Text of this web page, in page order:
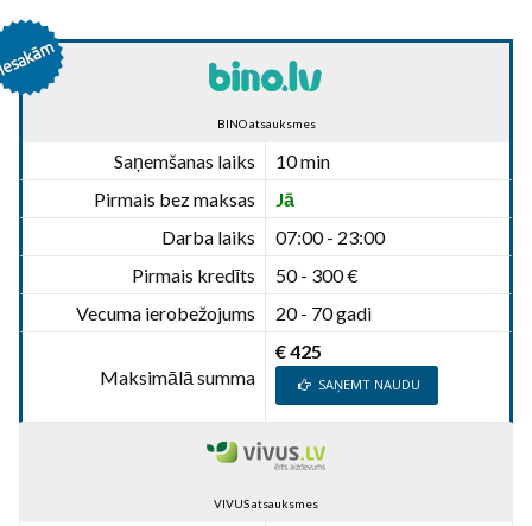
BINO atsauksmes
Saņemšanas laiks
10 min
Pirmais bez maksas
Jā
Darba laiks
07:00 - 23:00
Pirmais kredīts
50 - 300 €
Vecuma ierobežojums
20 - 70 gadi
Maksimālā summa
€ 425
SAŅEMT NAUDU
VIVUS atsauksmes